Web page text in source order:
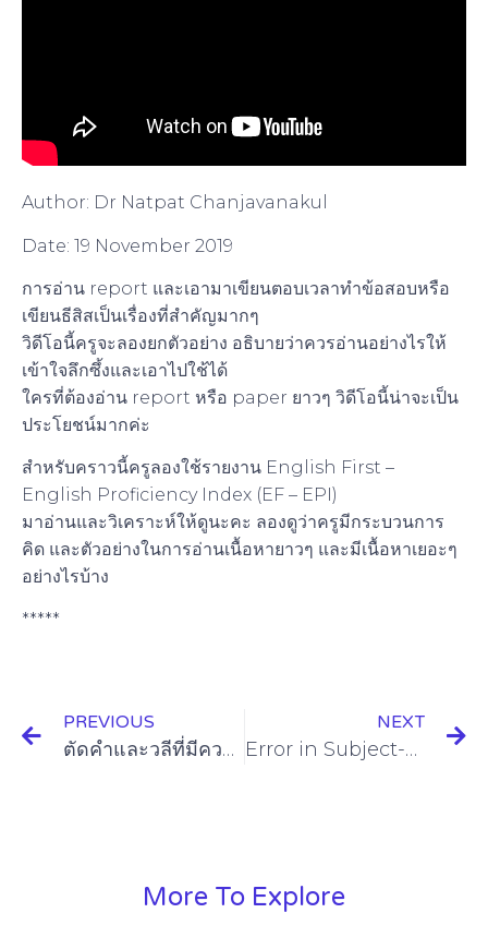
Author: Dr Natpat Chanjavanakul
Date: 19 November 2019
การอ่าน report และเอามาเขียนตอบเวลาทำข้อสอบหรือ
เขียนธีสิสเป็นเรื่องที่สำคัญมากๆ
วิดีโอนี้ครูจะลองยกตัวอย่าง อธิบายว่าควรอ่านอย่างไรให้
เข้าใจลึกซึ้งและเอาไปใช้ได้
ใครที่ต้องอ่าน report หรือ paper ยาวๆ วิดีโอนี้น่าจะเป็น
ประโยชน์มากค่ะ
สำหรับคราวนี้ครูลองใช้รายงาน English First –
English Proficiency Index (EF – EPI)
มาอ่านและวิเคราะห์ให้ดูนะคะ ลองดูว่าครูมีกระบวนการ
คิด และตัวอย่างในการอ่านเนื้อหายาวๆ และมีเนื้อหาเยอะๆ
อย่างไรบ้าง
*****
PREVIOUS
ตัดคำและวลีที่มีความหมายซ้ำซ้อน redundant words and phrases
NEXT
Error in Subject-Verb Agreement
More To Explore